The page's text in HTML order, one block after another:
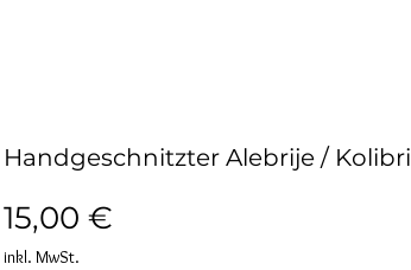
Handgeschnitzter Alebrije / Kolibri
15,00 €
inkl. MwSt.